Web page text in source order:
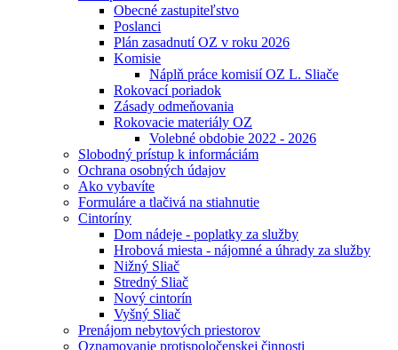
Obecné zastupiteľstvo
Poslanci
Plán zasadnutí OZ v roku 2026
Komisie
Náplň práce komisií OZ L. Sliače
Rokovací poriadok
Zásady odmeňovania
Rokovacie materiály OZ
Volebné obdobie 2022 - 2026
Slobodný prístup k informáciám
Ochrana osobných údajov
Ako vybavíte
Formuláre a tlačivá na stiahnutie
Cintoríny
Dom nádeje - poplatky za služby
Hrobová miesta - nájomné a úhrady za služby
Nižný Sliač
Stredný Sliač
Nový cintorín
Vyšný Sliač
Prenájom nebytových priestorov
Oznamovanie protispoločenskej činnosti